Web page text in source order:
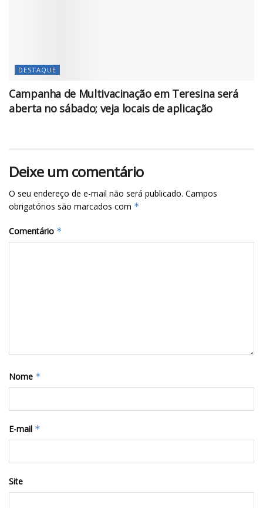
DESTAQUE
Campanha de Multivacinação em Teresina será
aberta no sábado; veja locais de aplicação
Deixe um comentário
O seu endereço de e-mail não será publicado. Campos
obrigatórios são marcados com *
Comentário *
Nome *
E-mail *
Site